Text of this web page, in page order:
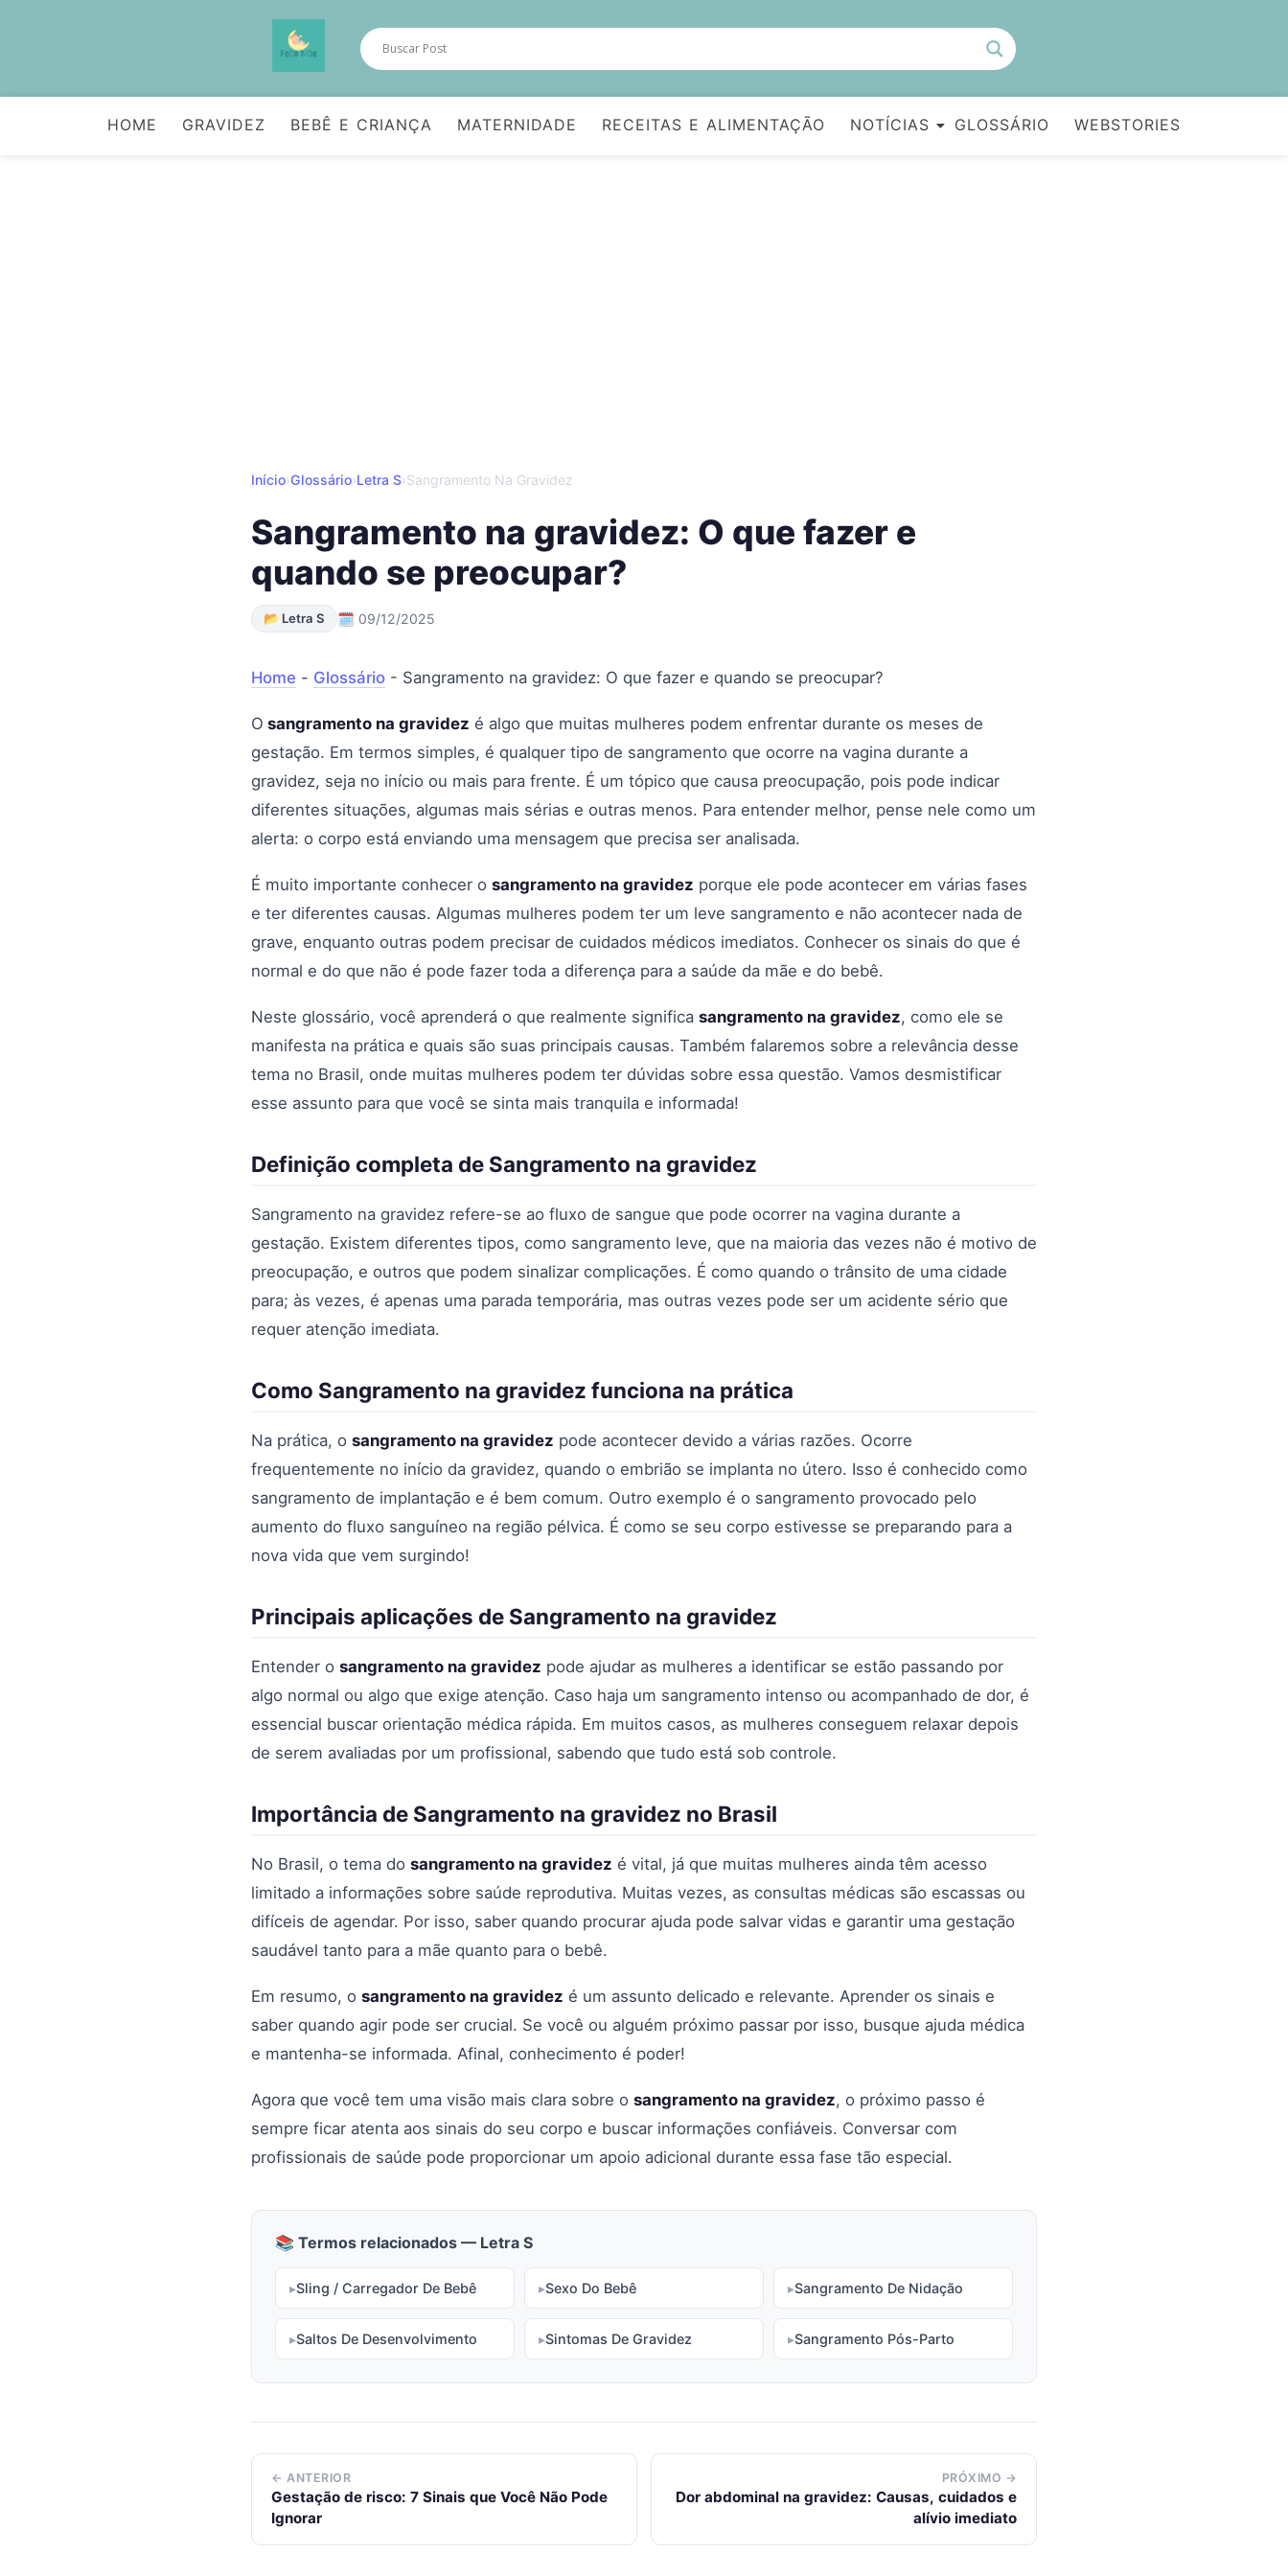
HOME GRAVIDEZ BEBÊ E CRIANÇA MATERNIDADE RECEITAS E ALIMENTAÇÃO NOTÍCIAS GLOSSÁRIO WEBSTORIES
Início›Glossário›Letra S›Sangramento Na Gravidez
Sangramento na gravidez: O que fazer e
quando se preocupar?
📂 Letra S 🗓 09/12/2025
Home - Glossário - Sangramento na gravidez: O que fazer e quando se preocupar?
O sangramento na gravidez é algo que muitas mulheres podem enfrentar durante os meses de
gestação. Em termos simples, é qualquer tipo de sangramento que ocorre na vagina durante a
gravidez, seja no início ou mais para frente. É um tópico que causa preocupação, pois pode indicar
diferentes situações, algumas mais sérias e outras menos. Para entender melhor, pense nele como um
alerta: o corpo está enviando uma mensagem que precisa ser analisada.
É muito importante conhecer o sangramento na gravidez porque ele pode acontecer em várias fases
e ter diferentes causas. Algumas mulheres podem ter um leve sangramento e não acontecer nada de
grave, enquanto outras podem precisar de cuidados médicos imediatos. Conhecer os sinais do que é
normal e do que não é pode fazer toda a diferença para a saúde da mãe e do bebê.
Neste glossário, você aprenderá o que realmente significa sangramento na gravidez, como ele se
manifesta na prática e quais são suas principais causas. Também falaremos sobre a relevância desse
tema no Brasil, onde muitas mulheres podem ter dúvidas sobre essa questão. Vamos desmistificar
esse assunto para que você se sinta mais tranquila e informada!
Definição completa de Sangramento na gravidez
Sangramento na gravidez refere-se ao fluxo de sangue que pode ocorrer na vagina durante a
gestação. Existem diferentes tipos, como sangramento leve, que na maioria das vezes não é motivo de
preocupação, e outros que podem sinalizar complicações. É como quando o trânsito de uma cidade
para; às vezes, é apenas uma parada temporária, mas outras vezes pode ser um acidente sério que
requer atenção imediata.
Como Sangramento na gravidez funciona na prática
Na prática, o sangramento na gravidez pode acontecer devido a várias razões. Ocorre
frequentemente no início da gravidez, quando o embrião se implanta no útero. Isso é conhecido como
sangramento de implantação e é bem comum. Outro exemplo é o sangramento provocado pelo
aumento do fluxo sanguíneo na região pélvica. É como se seu corpo estivesse se preparando para a
nova vida que vem surgindo!
Principais aplicações de Sangramento na gravidez
Entender o sangramento na gravidez pode ajudar as mulheres a identificar se estão passando por
algo normal ou algo que exige atenção. Caso haja um sangramento intenso ou acompanhado de dor, é
essencial buscar orientação médica rápida. Em muitos casos, as mulheres conseguem relaxar depois
de serem avaliadas por um profissional, sabendo que tudo está sob controle.
Importância de Sangramento na gravidez no Brasil
No Brasil, o tema do sangramento na gravidez é vital, já que muitas mulheres ainda têm acesso
limitado a informações sobre saúde reprodutiva. Muitas vezes, as consultas médicas são escassas ou
difíceis de agendar. Por isso, saber quando procurar ajuda pode salvar vidas e garantir uma gestação
saudável tanto para a mãe quanto para o bebê.
Em resumo, o sangramento na gravidez é um assunto delicado e relevante. Aprender os sinais e
saber quando agir pode ser crucial. Se você ou alguém próximo passar por isso, busque ajuda médica
e mantenha-se informada. Afinal, conhecimento é poder!
Agora que você tem uma visão mais clara sobre o sangramento na gravidez, o próximo passo é
sempre ficar atenta aos sinais do seu corpo e buscar informações confiáveis. Conversar com
profissionais de saúde pode proporcionar um apoio adicional durante essa fase tão especial.
📚 Termos relacionados — Letra S
Sling / Carregador De Bebê Sexo Do Bebê Sangramento De Nidação
Saltos De Desenvolvimento Sintomas De Gravidez Sangramento Pós-Parto
← ANTERIOR
Gestação de risco: 7 Sinais que Você Não Pode
Ignorar
PRÓXIMO →
Dor abdominal na gravidez: Causas, cuidados e
alívio imediato